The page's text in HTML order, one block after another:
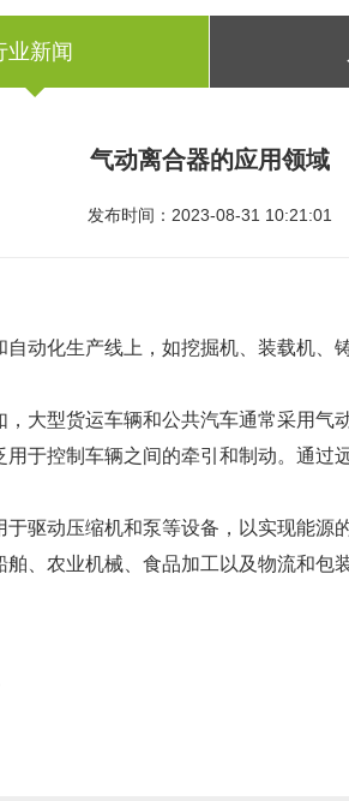
业新闻
气动离合器的应用领域
发布时间：2023-08-31 10:21:01
化生产线上，如挖掘机、装载机、
型货运车辆和公共汽车通常采用气
控制车辆之间的牵引和制动。通过
动压缩机和泵等设备，以实现能源的
农业机械、食品加工以及物流和包装